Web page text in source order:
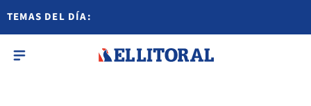
TEMAS DEL DÍA: